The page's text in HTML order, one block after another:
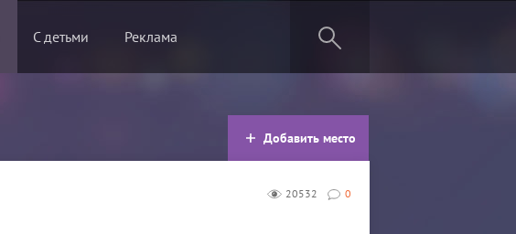
С детьми Реклама
Добавить место
0
20532